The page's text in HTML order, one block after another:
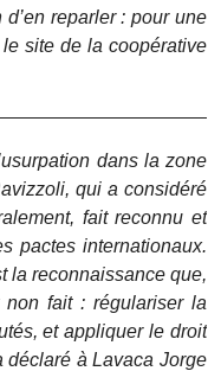
reparler : pour une
site de la coopérative
dans la zone
qui a considéré
fait reconnu et
pactes internationaux.
la reconnaissance que,
fait : régulariser la
et appliquer le droit
déclaré à Lavaca Jorge